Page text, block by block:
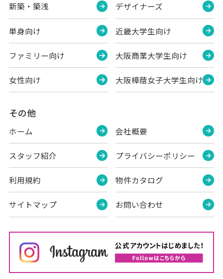
新築・築浅
単身向け
ファミリー向け
女性向け
デザイナーズ
近畿大学生向け
大阪商業大学生向け
大阪樟蔭女子大学生向け
その他
ホーム
スタッフ紹介
利用規約
サイトマップ
会社概要
プライバシーポリシー
物件カタログ
お問い合わせ